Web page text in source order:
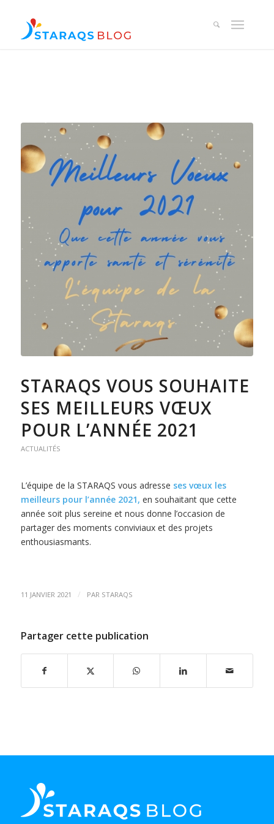
STARAQS VOUS SOUHAITE
SES MEILLEURS VŒUX
POUR L’ANNÉE 2021
ACTUALITÉS
L’équipe de la STARAQS vous adresse ses vœux les
meilleurs pour l’année 2021, en souhaitant que cette
année soit plus sereine et nous donne l’occasion de
partager des moments conviviaux et des projets
enthousiasmants.
11 JANVIER 2021 / PAR STARAQS
Partager cette publication